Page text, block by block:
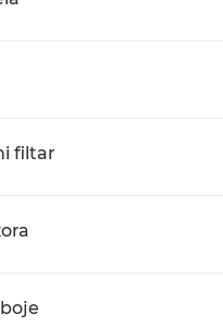
filtar